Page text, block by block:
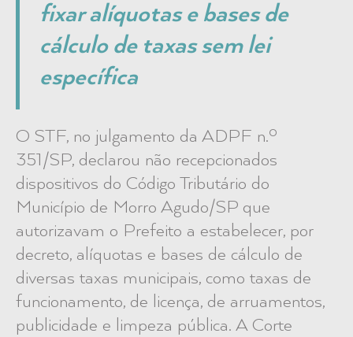
fixar alíquotas e bases de
cálculo de taxas sem lei
específica
O STF, no julgamento da ADPF n.º
351/SP, declarou não recepcionados
dispositivos do Código Tributário do
Município de Morro Agudo/SP que
autorizavam o Prefeito a estabelecer, por
decreto, alíquotas e bases de cálculo de
diversas taxas municipais, como taxas de
funcionamento, de licença, de arruamentos,
publicidade e limpeza pública. A Corte